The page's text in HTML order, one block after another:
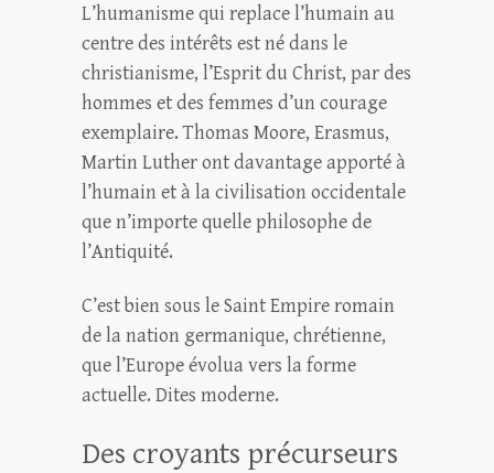
L’humanisme qui replace l’humain au
centre des intérêts est né dans le
christianisme, l’Esprit du Christ, par des
hommes et des femmes d’un courage
exemplaire. Thomas Moore, Erasmus,
Martin Luther ont davantage apporté à
l’humain et à la civilisation occidentale
que n’importe quelle philosophe de
l’Antiquité.
C’est bien sous le Saint Empire romain
de la nation germanique, chrétienne,
que l’Europe évolua vers la forme
actuelle. Dites moderne.
Des croyants précurseurs